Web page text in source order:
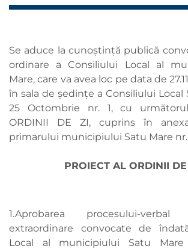
Se aduce la cunoștință publică
ordinare a Consiliului Local al
Mare, care va avea loc pe data de
în sala de ședințe a Consiliului Local
25 Octombrie nr. 1, cu următorul
ORDINII DE ZI, cuprins în
primarului municipiului Satu Mare nr.
PROIECT AL ORDINII
1.Aprobarea procesului-
extraordinare convocate de
Local al municipiului Satu